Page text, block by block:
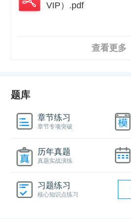
VIP）.pdf
查看更多
题库
章节练习
章节专项突破
历年真题
真题实战演练
习题练习
核心知识点练习